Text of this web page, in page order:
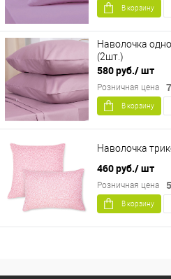
В корзину
Наволочка
(2шт.)
580 руб./ шт
Розничная цена
В корзину
Наволочка
460 руб./ шт
Розничная цена
В корзину